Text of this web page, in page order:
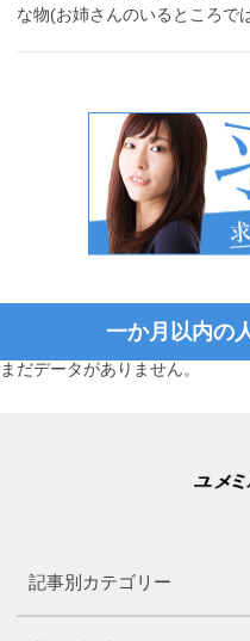
な物(お姉さんのいるところで
一か月以内の
まだデータがありません。
記事別カテゴリー